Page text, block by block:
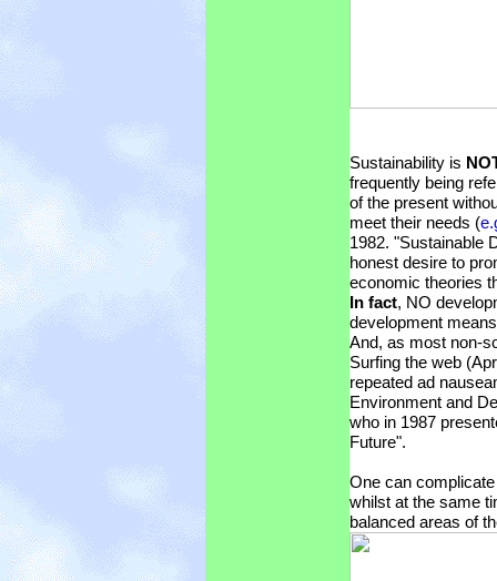
Sustainability is
frequently being
of the present
meet their needs (
1982. "Sustainable
honest desire to
economic theories
In fact, NO
development
And, as most non-
Surfing the web
repeated ad
Environment and
who in 1987
Future".
One can
whilst at the same
balanced areas of